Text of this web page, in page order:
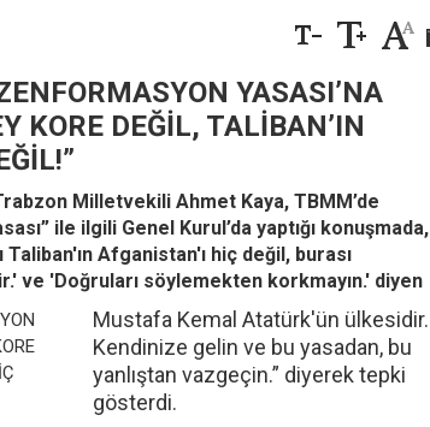
YASASI’NA
KORE DEĞİL, TALİBAN’IN
Milletvekili Ahmet Kaya, TBMM’de
ile ilgili Genel Kurul’da yaptığı konuşmada,
Afganistan'ı hiç değil, burası
ve 'Doğruları söylemekten korkmayın.' diyen
Mustafa Kemal Atatürk'ün ülkesidir.
Kendinize gelin ve bu yasadan, bu
yanlıştan vazgeçin.” diyerek tepki
gösterdi.